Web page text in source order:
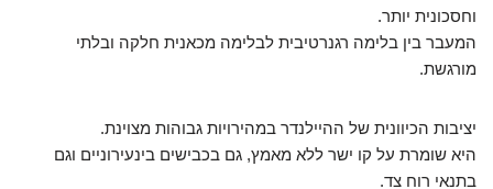
וחסכונית יותר.
המעבר בין בלימה רגנרטיבית לבלימה מכאנית חלקה ובלתי
מורגשת.
יציבות הכיוונית של ההיילנדר במהירויות גבוהות מצוינת.
היא שומרת על קו ישר ללא מאמץ, גם בכבישים בינעירוניים וגם
בתנאי רוח צד.